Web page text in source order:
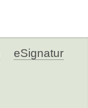
eSignatur